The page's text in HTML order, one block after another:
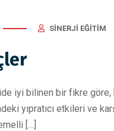
SINERJI EĞITIM
iyi bilinen bir fikre göre,
yıpratıcı etkileri ve
[…]